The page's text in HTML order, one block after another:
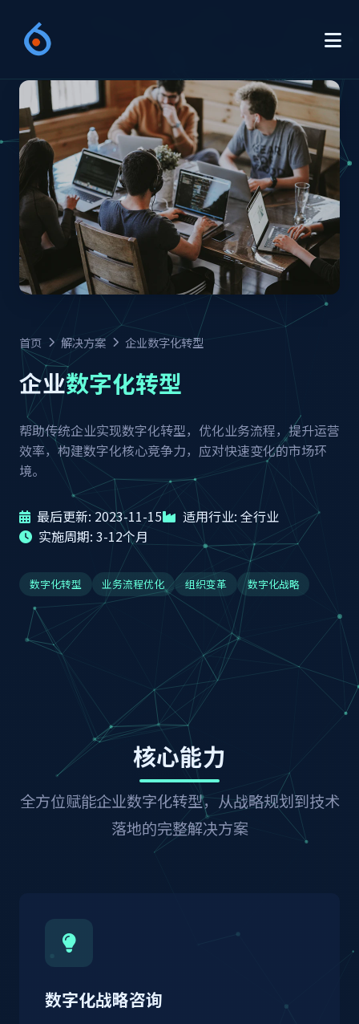
首页 解决方案 企业数字化转型
企业数字化转型
帮助传统企业实现数字化转型，优化业务流程，提升运营
效率，构建数字化核心竞争力，应对快速变化的市场环
境。
最后更新: 2023-11-15
适用行业: 全行业
实施周期: 3-12个月
数字化转型 业务流程优化 组织变革 数字化战略
核心能力
全方位赋能企业数字化转型，从战略规划到技术
落地的完整解决方案
数字化战略咨询